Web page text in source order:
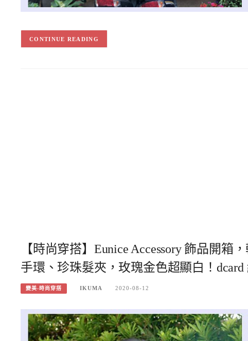
CONTINUE READING
【時尚穿搭】Eunice Accessory 飾品開箱
手環、珍珠髮夾，玫瑰金色超顯白！
變美-時尚穿搭 IKUMA 2020-08-12